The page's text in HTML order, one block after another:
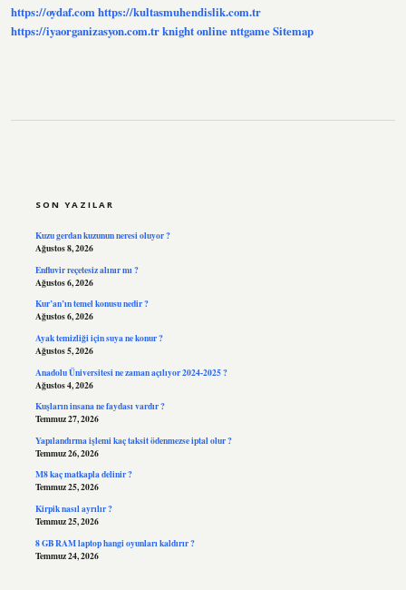
https://oydaf.comhttps://kultasmuhendislik.com.tr
https://iyaorganizasyon.com.trknight onlinenttgameSitemap
SON YAZILAR
Kuzu gerdan kuzunun neresi oluyor ?
Ağustos 8, 2026
Enfluvir reçetesiz alınır mı ?
Ağustos 6, 2026
Kur’an’ın temel konusu nedir ?
Ağustos 6, 2026
Ayak temizliği için suya ne konur ?
Ağustos 5, 2026
Anadolu Üniversitesi ne zaman açılıyor 2024-2025 ?
Ağustos 4, 2026
Kuşların insana ne faydası vardır ?
Temmuz 27, 2026
Yapılandırma işlemi kaç taksit ödenmezse iptal olur ?
Temmuz 26, 2026
M8 kaç matkapla delinir ?
Temmuz 25, 2026
Kirpik nasıl ayrılır ?
Temmuz 25, 2026
8 GB RAM laptop hangi oyunları kaldırır ?
Temmuz 24, 2026